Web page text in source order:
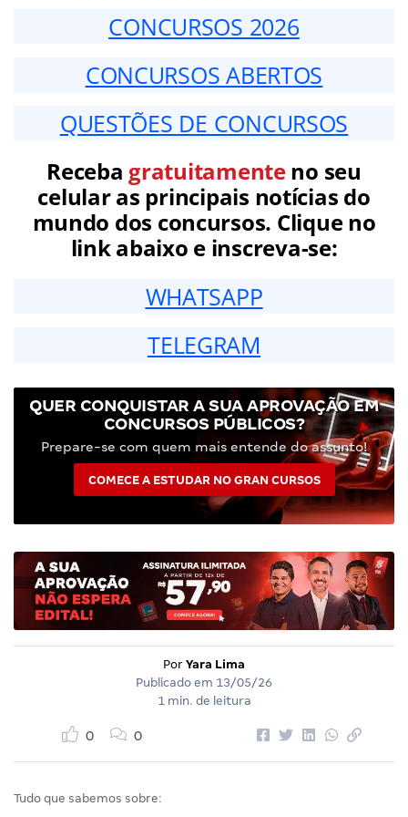
CONCURSOS 2026
CONCURSOS ABERTOS
QUESTÕES DE CONCURSOS
Receba gratuitamenteno seu
celular as principais notícias do
mundo dos concursos. Clique no
link abaixo e inscreva-se:
WHATSAPP
TELEGRAM
QUER CONQUISTAR A SUA APROVAÇÃO EM
CONCURSOS PÚBLICOS?
Prepare-se com quem mais entende do assunto!
COMECE A ESTUDAR NO GRAN CURSOS
Por Yara Lima
Publicado em 13/05/26
1 min. de leitura
0 0
Tudo que sabemos sobre: